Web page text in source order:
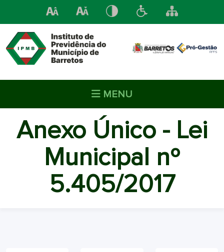
MENU
Anexo Único - Lei
Municipal nº
5.405/2017